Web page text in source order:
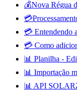
💰Nova Régua
💳 Entendendo
💳 Como
📊 Planilha -
📊 Importação
📊 API